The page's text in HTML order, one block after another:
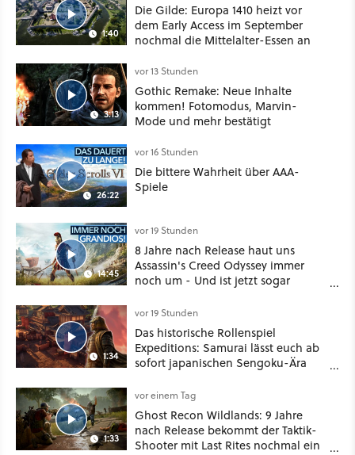
1:40
Die Gilde: Europa 1410 heizt vor
dem Early Access im September
nochmal die Mittelalter-Essen an
3:13
vor 13 Stunden
Gothic Remake: Neue Inhalte
kommen! Fotomodus, Marvin-
Mode und mehr bestätigt
26:22
vor 16 Stunden
Die bittere Wahrheit über AAA-
Spiele
14:45
vor 19 Stunden
8 Jahre nach Release haut uns
Assassin's Creed Odyssey immer
noch um - Und ist jetzt sogar
1:34
vor 19 Stunden
Das historische Rollenspiel
Expeditions: Samurai lässt euch ab
sofort japanischen Sengoku-Ära
oder Diplomatie
1:33
vor einem Tag
Ghost Recon Wildlands: 9 Jahre
nach Release bekommt der Taktik-
Shooter mit Last Rites nochmal ein